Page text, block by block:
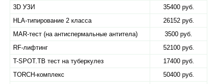
3D УЗИ
35400 руб.
HLA-типирование 2 класса
26152 руб.
MAR-тест (на антиспермальные антитела)
3500 руб.
RF-лифтинг
52100 руб.
T-SPOT.TB тест на туберкулез
17400 руб.
TORCH-комплекс
50400 руб.